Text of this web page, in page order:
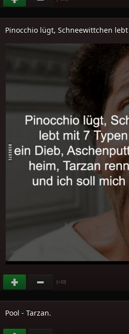
Pinocchio lügt, Schneewittchen
(+23)
Pool - Tarzan.